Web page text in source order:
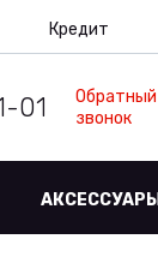
Кредит
01
Обратный
звонок
АКСЕССУАРЫ